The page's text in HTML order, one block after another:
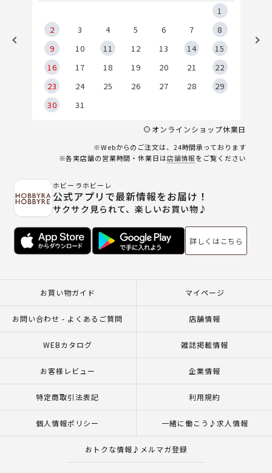
1
2
3 4 5 6 7
8
9
10 11 12 13 14
15
16
17 18 19 20 21
22
23
24 25 26 27 28
29
30
31
オンラインショップ休業日
※Webからのご注文は、24時間承っております
※各実店舗の営業時間・休業日は店舗情報をご覧ください
ホビーラホビーレ
公式アプリで最新情報をお届け！
サクサク見られて、楽しいお買い物♪
詳しくはこちら
お買い物ガイド マイページ
お問い合わせ - よくあるご質問 店舗情報
WEBカタログ 雑誌掲載情報
お客様レビュー 企業情報
特定商取引法表記 利用規約
個人情報ポリシー 一緒に働こう♪求人情報
おトクな情報♪メルマガ登録